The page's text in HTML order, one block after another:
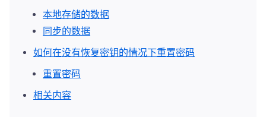
本地存储的数据
同步的数据
如何在没有恢复密钥的情况下重置密码
重置密码
相关内容